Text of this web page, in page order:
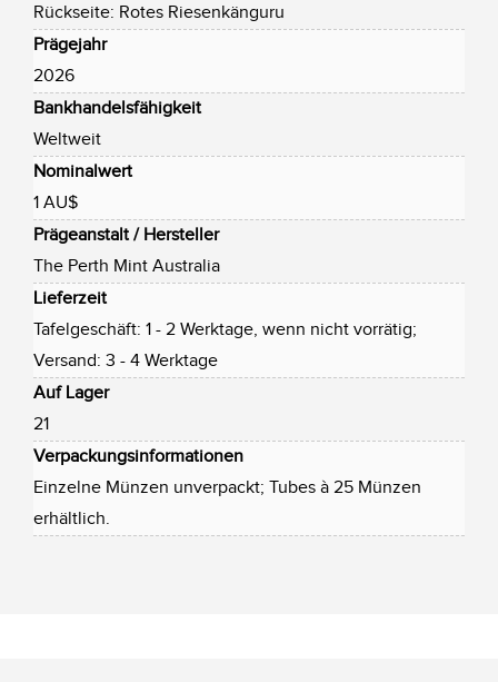
Rückseite: Rotes Riesenkänguru
Prägejahr
2026
Bankhandelsfähigkeit
Weltweit
Nominalwert
1 AU$
Prägeanstalt / Hersteller
The Perth Mint Australia
Lieferzeit
Tafelgeschäft: 1 - 2 Werktage, wenn nicht vorrätig;
Versand: 3 - 4 Werktage
Auf Lager
21
Verpackungsinformationen
Einzelne Münzen unverpackt; Tubes à 25 Münzen
erhältlich.